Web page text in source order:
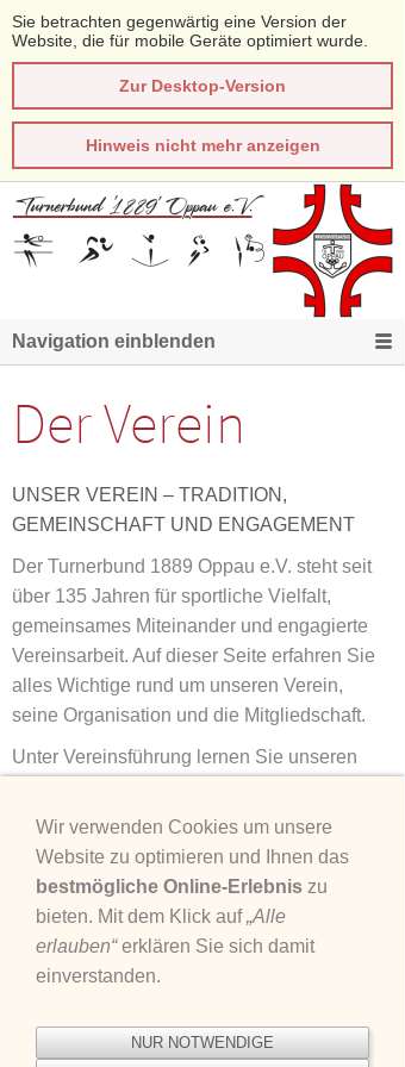
Sie betrachten gegenwärtig eine Version der
Website, die für mobile Geräte optimiert wurde.
Zur Desktop-Version
Hinweis nicht mehr anzeigen
Navigation einblenden
Der Verein
UNSER VEREIN – TRADITION,
GEMEINSCHAFT UND ENGAGEMENT
Der Turnerbund 1889 Oppau e.V. steht seit
über 135 Jahren für sportliche Vielfalt,
gemeinsames Miteinander und engagierte
Vereinsarbeit. Auf dieser Seite erfahren Sie
alles Wichtige rund um unseren Verein,
seine Organisation und die Mitgliedschaft.
Unter Vereinsführung lernen Sie unseren
kennen – Menschen, die mit Herzblut und
Engagement dafür sorgen, dass unser Verein
lebendig bleibt und allen Mitgliedern ein
attraktives Sportangebot bietet.
In der Satzung finden Sie die rechtlichen
Grundlagen und Strukturen unseres Vereins,
aufzeigen, welche Unterstützung für die
Wir verwenden Cookies um unsere
Website zu optimieren und Ihnen das
bestmögliche Online-Erlebnis zu
bieten. Mit dem Klick auf„Alle
erlauben“erklären Sie sich damit
einverstanden.
NUR NOTWENDIGE